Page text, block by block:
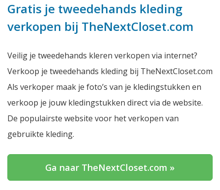
Gratis je tweedehands kleding
verkopen bij TheNextCloset.com
Veilig je tweedehands kleren verkopen via internet?
Verkoop je tweedehands kleding bij TheNextCloset.com
Als verkoper maak je foto’s van je kledingstukken en
verkoop je jouw kledingstukken direct via de website.
De populairste website voor het verkopen van
gebruikte kleding.
Ga naar TheNextCloset.com »